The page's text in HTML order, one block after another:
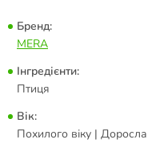
Бренд:
MERA
Інгредієнти:
Птиця
Вік:
Похилого віку | Доросла